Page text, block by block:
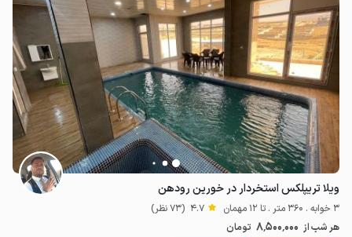
ویلا تریپلکس استخردار در خورین رودهن
3 خوابه . 360 متر . تا 12 مهمان 4.7 (73 نظر)
هر شب از 8٬500٬000 تومان